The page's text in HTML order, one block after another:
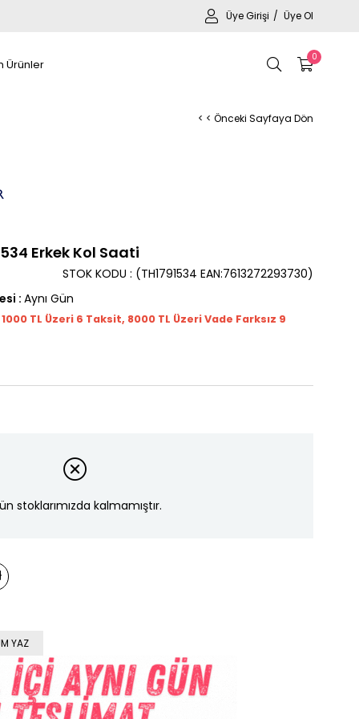
Üye Girişi Üye Ol
0
Ürünler
< < Önceki Sayfaya Dön
Erkek Kol Saati
(TH1791534 EAN:7613272293730)
STOK KODU
: Aynı Gün
TL Üzeri 6 Taksit, 8000 TL Üzeri Vade Farksız 9
stoklarımızda kalmamıştır.
YAZ